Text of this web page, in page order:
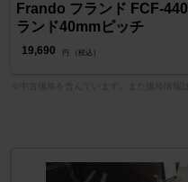
Frando フランド FCF-
ランド40mmピッチ
19,690 円 （税込）